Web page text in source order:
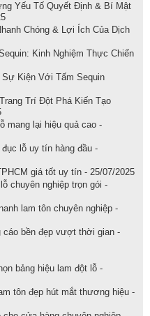
Yếu Tố Quyết Định & Bí Mật
Chóng & Lợi Ích Của Dịch
Kinh Nghiệm Thực Chiến
Sự Kiện Với Tấm Sequin
Trí Đột Phá Kiến Tạo
mang lại hiệu quả cao -
lỗ uy tín hàng đầu -
giá tốt uy tín - 25/07/2025
chuyên nghiệp trọn gói -
lam tôn chuyên nghiệp -
cáo bền đẹp vượt thời gian -
bảng hiệu lam đột lỗ -
tôn đẹp hút mắt thương hiệu -